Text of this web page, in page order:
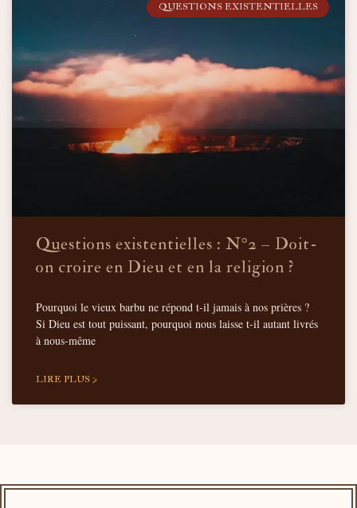
QUESTIONS EXISTENTIELLES
Questions existentielles : N°2 – Doit-
on croire en Dieu et en la religion ?
Pourquoi le vieux barbu ne répond t-il jamais à nos prières ?
Si Dieu est tout puissant, pourquoi nous laisse t-il autant livrés
à nous-même
LIRE PLUS >